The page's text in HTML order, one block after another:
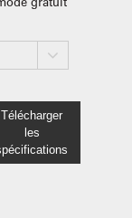
Télécharger
les